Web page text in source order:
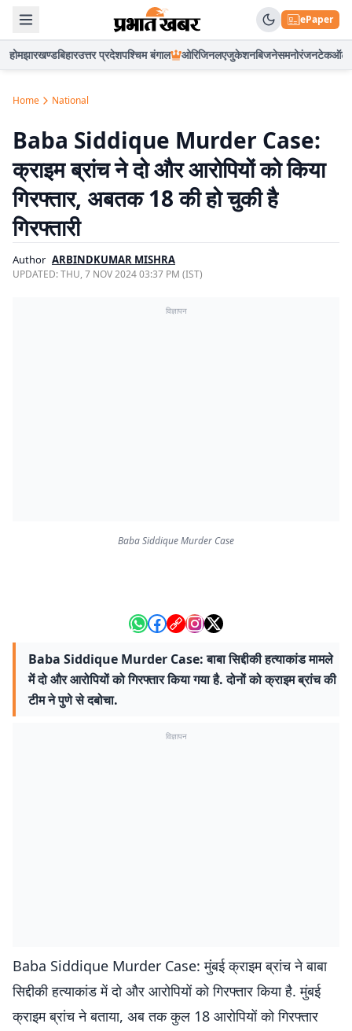
ePaper
होमझारखण्डबिहारउत्तर प्रदेशपश्चिम बंगाल ओरिजिनलएजुकेशनबिजनेसमनोरंजनटेकऑटो
Home National
Baba Siddique Murder Case:
क्राइम ब्रांच ने दो और आरोपियों को किया
गिरफ्तार, अबतक 18 की हो चुकी है
गिरफ्तारी
Author ARBINDKUMAR MISHRA
UPDATED:THU, 7 NOV 2024 03:37 PM (IST)
विज्ञापन
Baba Siddique Murder Case
Baba Siddique Murder Case: बाबा सिद्दीकी हत्याकांड मामले
में दो और आरोपियों को गिरफ्तार किया गया है. दोनों को क्राइम ब्रांच की
टीम ने पुणे से दबोचा.
विज्ञापन
Baba Siddique Murder Case: मुंबई क्राइम ब्रांच ने बाबा
सिद्दीकी हत्याकांड में दो और आरोपियों को गिरफ्तार किया है. मुंबई
क्राइम ब्रांच ने बताया, अब तक कुल 18 आरोपियों को गिरफ्तार